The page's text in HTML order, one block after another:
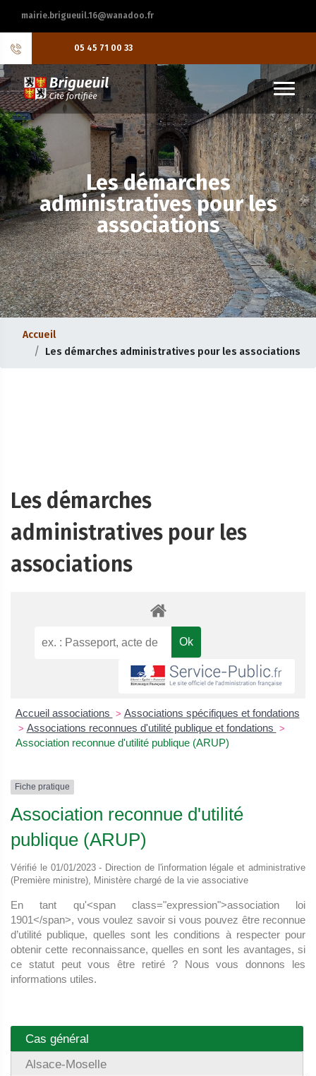
mairie.brigueuil.16@wanadoo.fr
05 45 71 00 33
Les démarches
administratives pour les
associations
Accueil
Les démarches administratives pour les associations
Les démarches
administratives pour les
associations
Accueil associations > Associations spécifiques et fondations
> Associations reconnues d'utilité publique et fondations >
Association reconnue d'utilité publique (ARUP)
Fiche pratique
Association reconnue d'utilité
publique (ARUP)
Vérifié le 01/01/2023 - Direction de l'information légale et administrative
(Première ministre), Ministère chargé de la vie associative
En tant qu'<span class="expression">association loi
1901</span>, vous voulez savoir si vous pouvez être reconnue
d’utilité publique, quelles sont les conditions à respecter pour
obtenir cette reconnaissance, quelles en sont les avantages, si
ce statut peut vous être retiré ? Nous vous donnons les
informations utiles.
Cas général
Alsace-Moselle